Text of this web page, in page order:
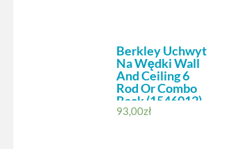
Berkley Uchwyt
Na Wędki Wall
And Ceiling 6
Rod Or Combo
Rack (1546012)
93,00zł